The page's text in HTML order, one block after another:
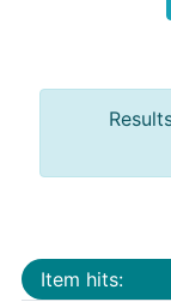
Item hits: